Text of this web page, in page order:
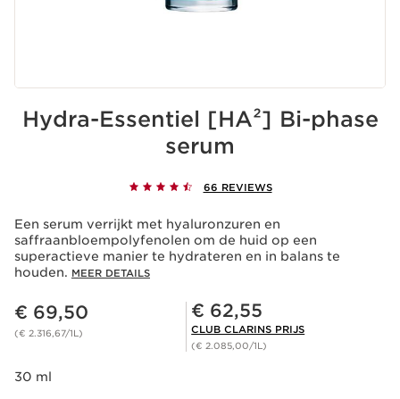
Hydra-Essentiel [HA²] Bi-phase
serum
66 REVIEWS
Een serum verrijkt met hyaluronzuren en
saffraanbloempolyfenolen om de huid op een
superactieve manier te hydrateren en in balans te
houden. MEER DETAILS
Dit is nu de prijs € 69,50
€ 69,50
(€ 2.316,67/1L)
Club Clarins Prijs € 62,55
€ 62,55
CLUB CLARINS PRIJS
(€ 2.085,00/1L)
30 ml